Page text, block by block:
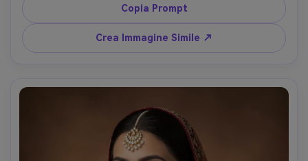
35mm f/1.8, luce calda interna, composizione spontanea,
pelle naturale, stile matrimonio documentaristico --ar 4:5
Copia Prompt
Crea Immagine Simile ↗